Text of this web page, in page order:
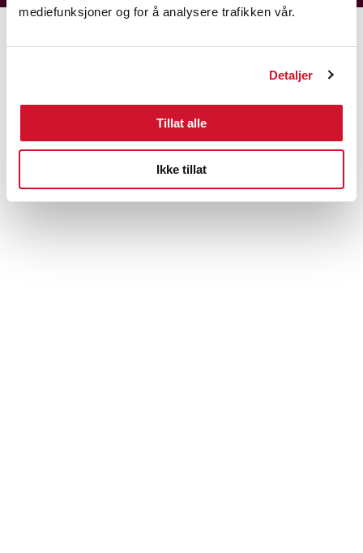
mediefunksjoner og for å analysere trafikken vår.
Detaljer
Tillat alle
Ikke tillat